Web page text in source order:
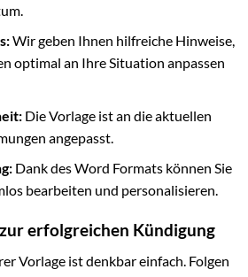
Wir geben Ihnen hilfreiche Hinweise,
optimal an Ihre Situation anpassen
Die Vorlage ist an die aktuellen
angepasst.
Dank des Word Formats können Sie
bearbeiten und personalisieren.
erfolgreichen Kündigung
Vorlage ist denkbar einfach. Folgen